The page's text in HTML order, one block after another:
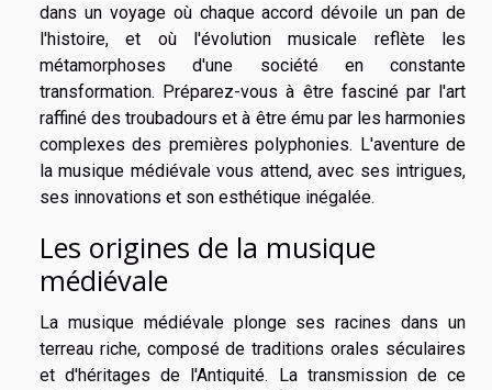
dans un voyage où chaque accord dévoile un pan de
l'histoire, et où l'évolution musicale reflète les
métamorphoses d'une société en constante
transformation. Préparez-vous à être fasciné par l'art
raffiné des troubadours et à être ému par les harmonies
complexes des premières polyphonies. L'aventure de
la musique médiévale vous attend, avec ses intrigues,
ses innovations et son esthétique inégalée.
Les origines de la musique
médiévale
La musique médiévale plonge ses racines dans un
terreau riche, composé de traditions orales séculaires
et d'héritages de l'Antiquité. La transmission de ce